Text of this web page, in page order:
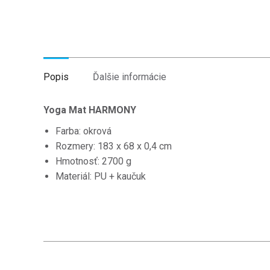
Popis Ďalšie informácie
Yoga Mat HARMONY
Farba: okrová
Rozmery: 183 x 68 x 0,4 cm
Hmotnosť: 2700 g
Materiál: PU + kaučuk